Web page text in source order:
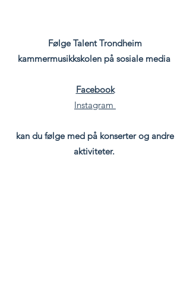
Følge Talent Trondheim
kammermusikkskolen på sosiale media
Facebook
Instagram
kan du følge med på konserter og andre
aktiviteter.